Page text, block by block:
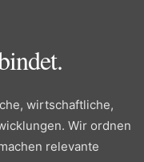
wirtschaftliche,
Wir ordnen
relevante